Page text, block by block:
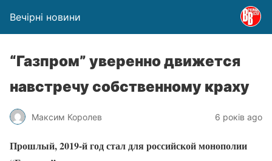
Вечірні новини
“Газпром” уверенно движется
навстречу собственному краху
Максим Королев 6 років ago
Прошлый, 2019-й год стал для российской монополии